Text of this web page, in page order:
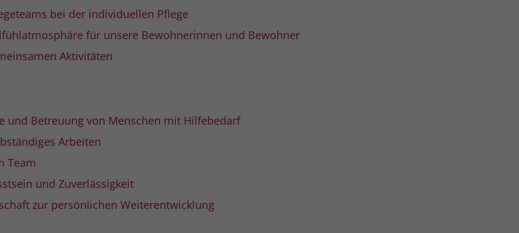
bei der individuellen Pflege
für unsere Bewohnerinnen und Bewohner
Aktivitäten
und Betreuung von Menschen mit Hilfebedarf
Arbeiten
Team
und Zuverlässigkeit
zur persönlichen Weiterentwicklung
_gcl_dc
Google Ads
über einen Klick auf eine Google
Werbeanzeige auf die Website gelangt. Es
enthält Informationen darüber, welche
Kontaktanfragen der Anzeige zugewiesen
werden können.